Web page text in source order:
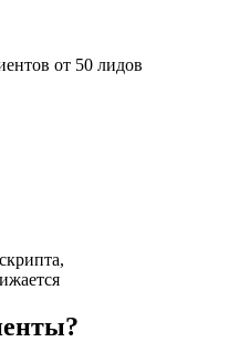
от 50 лидов